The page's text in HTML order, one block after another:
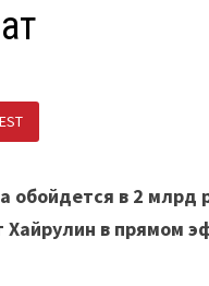
обойдется в 2
Хайрулин в прямом